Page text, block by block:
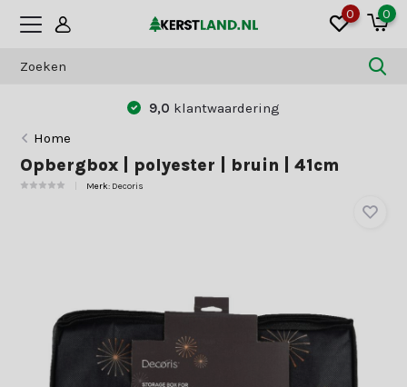
0 0
Betaal zoals jij dat wilt:vooraf of achteraf
Home
Opbergbox | polyester | bruin | 41cm
Merk: Decoris